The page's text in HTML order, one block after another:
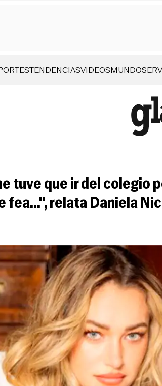
TENDENCIASVIDEOSMUNDO
tuve que ir del colegio
fea...", relata Daniela